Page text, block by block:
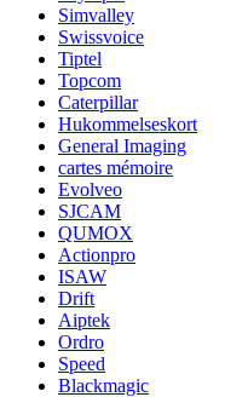
Simvalley
Swissvoice
Tiptel
Topcom
Caterpillar
Hukommelseskort
General Imaging
cartes mémoire
Evolveo
SJCAM
QUMOX
Actionpro
ISAW
Drift
Aiptek
Ordro
Speed
Blackmagic